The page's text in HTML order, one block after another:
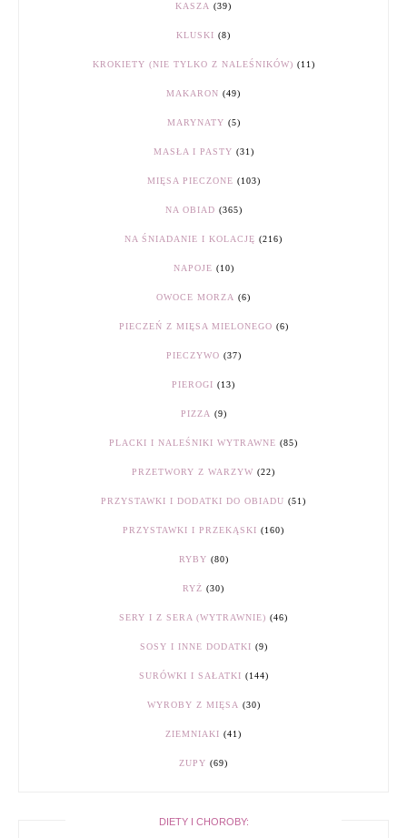
KASZA (39)
KLUSKI (8)
KROKIETY (NIE TYLKO Z NALEŚNIKÓW) (11)
MAKARON (49)
MARYNATY (5)
MASŁA I PASTY (31)
MIĘSA PIECZONE (103)
NA OBIAD (365)
NA ŚNIADANIE I KOLACJĘ (216)
NAPOJE (10)
OWOCE MORZA (6)
PIECZEŃ Z MIĘSA MIELONEGO (6)
PIECZYWO (37)
PIEROGI (13)
PIZZA (9)
PLACKI I NALEŚNIKI WYTRAWNE (85)
PRZETWORY Z WARZYW (22)
PRZYSTAWKI I DODATKI DO OBIADU (51)
PRZYSTAWKI I PRZEKĄSKI (160)
RYBY (80)
RYŻ (30)
SERY I Z SERA (WYTRAWNIE) (46)
SOSY I INNE DODATKI (9)
SURÓWKI I SAŁATKI (144)
WYROBY Z MIĘSA (30)
ZIEMNIAKI (41)
ZUPY (69)
DIETY I CHOROBY: